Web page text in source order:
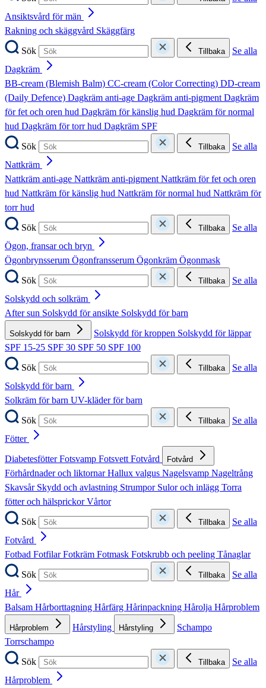
Ansiktsvård för män
Rakning och skäggvård Skäggfärg
Sök
Tillbaka
Se alla
Dagkräm
BB-cream (Blemish Balm) CC-cream (Color Correcting) DD-cream
(Daily Defence) Dagkräm anti-age Dagkräm anti-pigmentDagkräm
för fet och oren hud Dagkräm för känslig hud Dagkräm för normal
hud Dagkräm för torr hud Dagkräm SPF
Sök
Tillbaka
Se alla
Nattkräm
Nattkräm anti-age Nattkräm anti-pigmentNattkräm för fet och oren
hud Nattkräm för känslig hud Nattkräm för normal hud Nattkräm för
torr hud
Sök
Tillbaka
Se alla
Ögon, fransar och bryn
Ögonbrynsserum Ögonfransserum Ögonkräm Ögonmask
Sök
Tillbaka
Se alla
Solskydd och solkräm
After sun Solskydd för ansikte Solskydd för barn
Solskydd för barn Solskydd för kroppen Solskydd för läppar
SPF 15-25 SPF 30 SPF 50 SPF 100
Sök
Tillbaka
Se alla
Solskydd för barn
Solkräm för barn UV-kläder för barn
Sök
Tillbaka
Se alla
Fötter
DiabetesfötterFotsvamp FotsvettFotvård Fotvård
Förhårdnader och liktornarHallux valgus Nagelsvamp Nageltrång
Skavsår Skydd och avlastning Strumpor Sulor och inlägg Torra
fötter och hälsprickorVårtor
Sök
Tillbaka
Se alla
Fotvård
Fotbad FotfilarFotkräm Fotmask Fotskrubb och peeling Tånaglar
Sök
Tillbaka
Se alla
Hår
Balsam Hårborttagning Hårfärg Hårinpackning Hårolja Hårproblem
Hårproblem Hårstyling Hårstyling
Schampo
Torrschampo
Sök
Tillbaka
Se alla
Hårproblem